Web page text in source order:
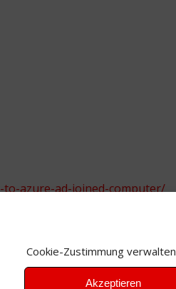
Cookie-Zustimmung verwalten
Akzeptieren
to-azure-ad-joined-computer/